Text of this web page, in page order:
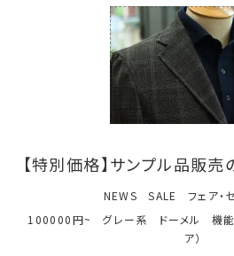
【特別価格】サンプル品販
NEWS SALE
フェア・
100000円~
グレー系 ドーメル
機
ア）